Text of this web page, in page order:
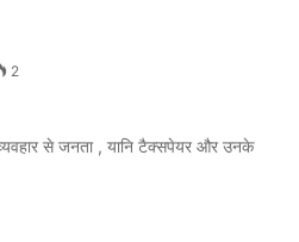
2
से जनता , यानि टैक्सपेयर और उनके